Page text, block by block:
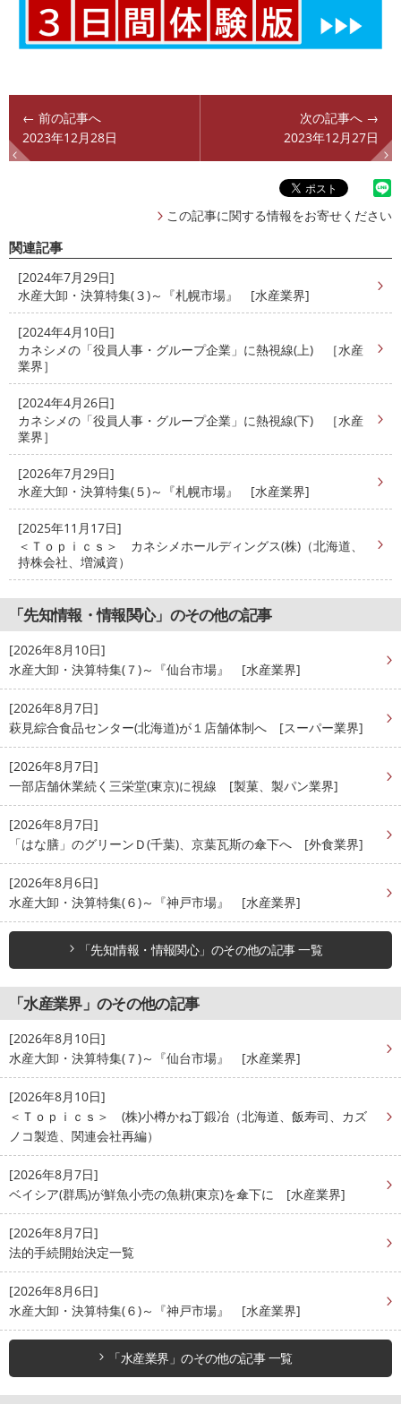
← 前の記事へ
2023年12月28日
次の記事へ →
2023年12月27日
この記事に関する情報をお寄せください
関連記事
[2024年7月29日]
水産大卸・決算特集(３)～『札幌市場』 [水産業界]
[2024年4月10日]
カネシメの「役員人事・グループ企業」に熱視線(上) ［水産
業界］
[2024年4月26日]
カネシメの「役員人事・グループ企業」に熱視線(下) ［水産
業界］
[2026年7月29日]
水産大卸・決算特集(５)～『札幌市場』 [水産業界]
[2025年11月17日]
＜Ｔｏｐｉｃｓ＞ カネシメホールディングス(株)（北海道、
持株会社、増減資）
「先知情報・情報関心」のその他の記事
[2026年8月10日]
水産大卸・決算特集(７)～『仙台市場』 [水産業界]
[2026年8月7日]
萩見綜合食品センター(北海道)が１店舗体制へ [スーパー業界]
[2026年8月7日]
一部店舗休業続く三栄堂(東京)に視線 [製菓、製パン業界]
[2026年8月7日]
「はな膳」のグリーンＤ(千葉)、京葉瓦斯の傘下へ [外食業界]
[2026年8月6日]
水産大卸・決算特集(６)～『神戸市場』 [水産業界]
「先知情報・情報関心」のその他の記事 一覧
「水産業界」のその他の記事
[2026年8月10日]
水産大卸・決算特集(７)～『仙台市場』 [水産業界]
[2026年8月10日]
＜Ｔｏｐｉｃｓ＞ (株)小樽かね丁鍛冶（北海道、飯寿司、カズ
ノコ製造、関連会社再編）
[2026年8月7日]
ベイシア(群馬)が鮮魚小売の魚耕(東京)を傘下に [水産業界]
[2026年8月7日]
法的手続開始決定一覧
[2026年8月6日]
水産大卸・決算特集(６)～『神戸市場』 [水産業界]
「水産業界」のその他の記事 一覧